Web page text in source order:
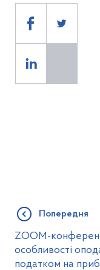
Попередня
ZOOM-
особливості
податком на